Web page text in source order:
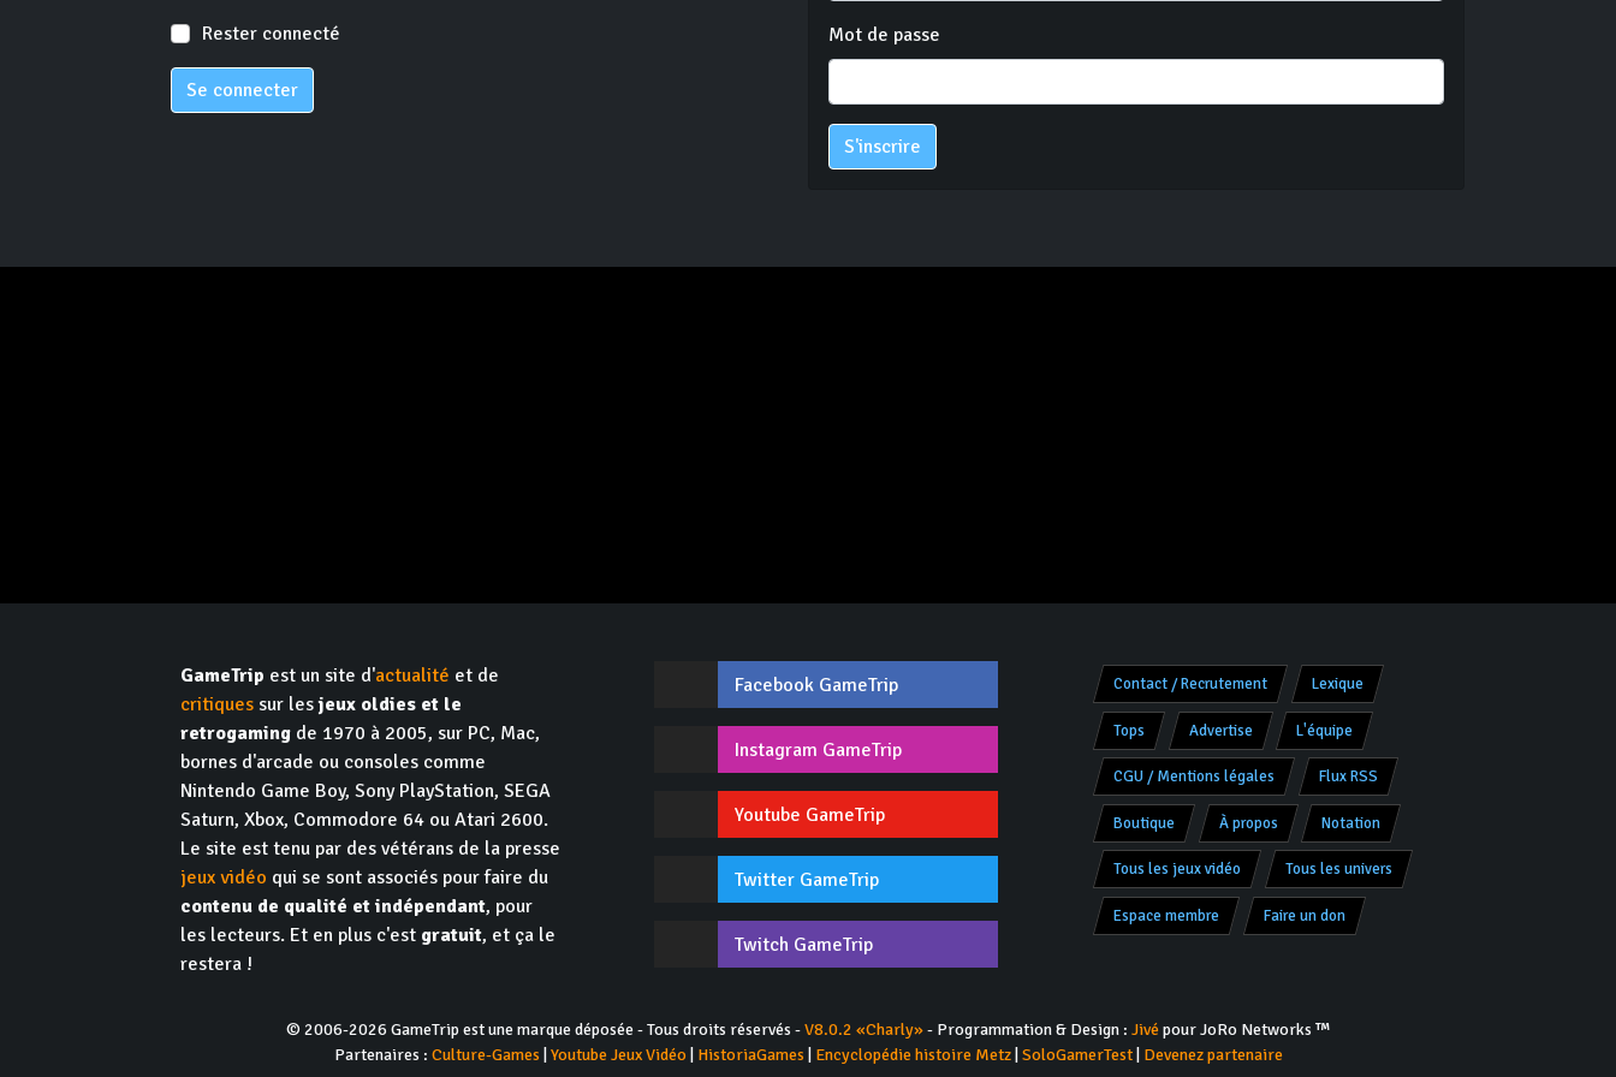
Rester connecté
Se connecter
Mot de passe
S'inscrire
GameTrip est un site d'actualité et de
critiques sur lesjeux oldies et le
retrogaming de 1970 à 2005, sur PC, Mac,
bornes d'arcade ou consoles comme
Nintendo Game Boy, Sony PlayStation, SEGA
Saturn, Xbox, Commodore 64 ou Atari 2600.
Le site est tenu par des vétérans de la presse
jeux vidéo qui se sont associés pour faire du
contenu de qualité et indépendant, pour
les lecteurs. Et en plus c'est gratuit, et ça le
restera !
Facebook GameTrip
Instagram GameTrip
Youtube GameTrip
Twitter GameTrip
Twitch GameTrip
Contact / Recrutement Lexique
Tops Advertise L'équipe
CGU / Mentions légales Flux RSS
Boutique À propos Notation
Tous les jeux vidéo Tous les univers
Espace membre Faire un don
© 2006-2026 GameTrip est une marque déposée - Tous droits réservés -V8.0.2 «Charly»- Programmation & Design : Jivépour JoRo Networks ™
Partenaires : Culture-Games Youtube Jeux Vidéo| HistoriaGames Encyclopédie histoire Metz| SoloGamerTest| Devenez partenaire